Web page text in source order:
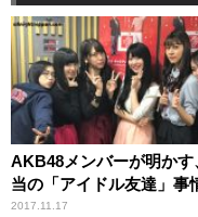
AKB48メンバーが明かす
当の「アイドル友達」事
2017.11.17